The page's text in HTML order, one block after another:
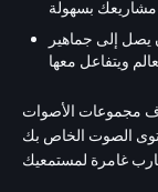
يصل إلى جماهير
مجموعات الأصوات
الصوت الخاص بك